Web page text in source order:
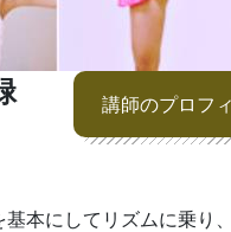
講師のプロフ
本にしてリズムに乗り